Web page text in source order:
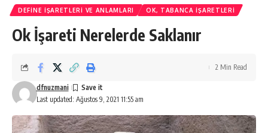
DEFINE İŞARETLERI VE ANLAMLARI OK, TABANCA İŞARETLERI
Ok İşareti Nerelerde Saklanır
Last updated: Ağustos 9, 2021 11:55 am
dfnuzmani
2 Min Read